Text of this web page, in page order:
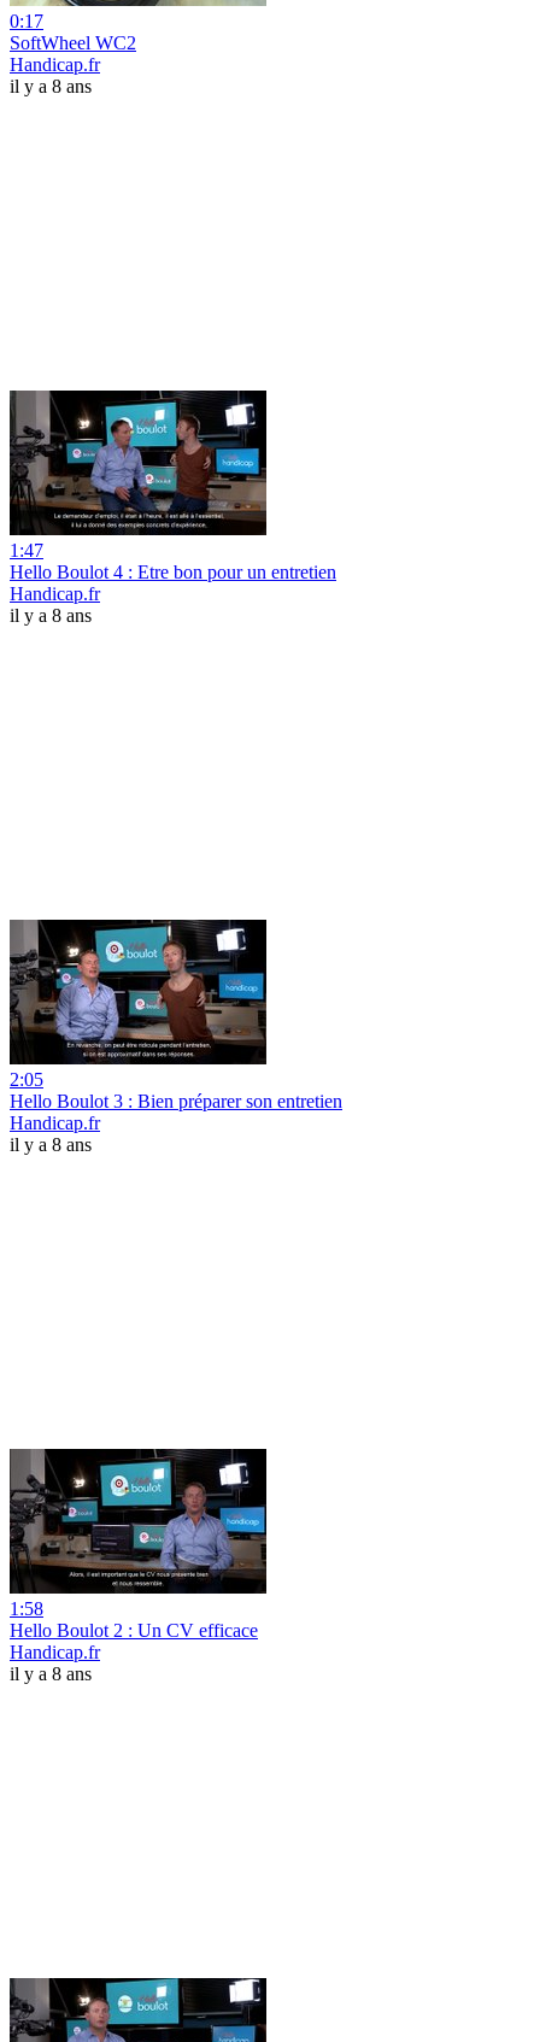
0:17
SoftWheel WC2
Handicap.fr
il y a 8 ans
1:47
Hello Boulot 4 : Etre bon pour un entretien
Handicap.fr
il y a 8 ans
2:05
Hello Boulot 3 : Bien préparer son entretien
Handicap.fr
il y a 8 ans
1:58
Hello Boulot 2 : Un CV efficace
Handicap.fr
il y a 8 ans